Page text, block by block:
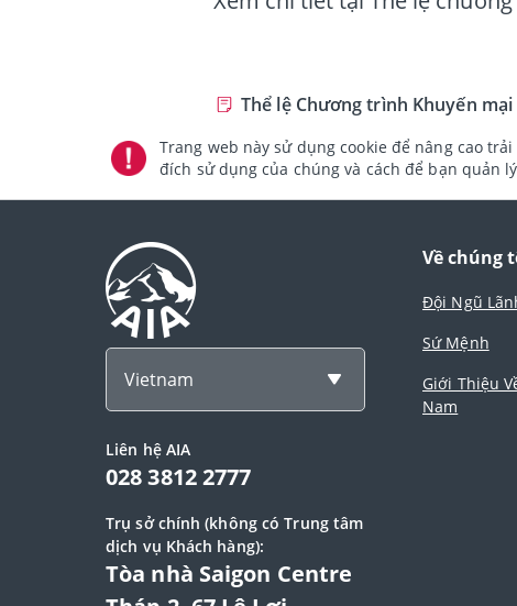
Thể lệ Chương trình Khuyến
Trang web này sử dụng cookie để nâng cao
đích sử dụng của chúng và cách để bạn quản
Vietnam
Liên hệ AIA
028 3812 2777
Trụ sở chính (không có Trung tâm
dịch vụ Khách hàng):
Tòa nhà Saigon Centre
Về chúng
Đội Ngũ
Sứ Mệnh
Giới Thiệu
Nam